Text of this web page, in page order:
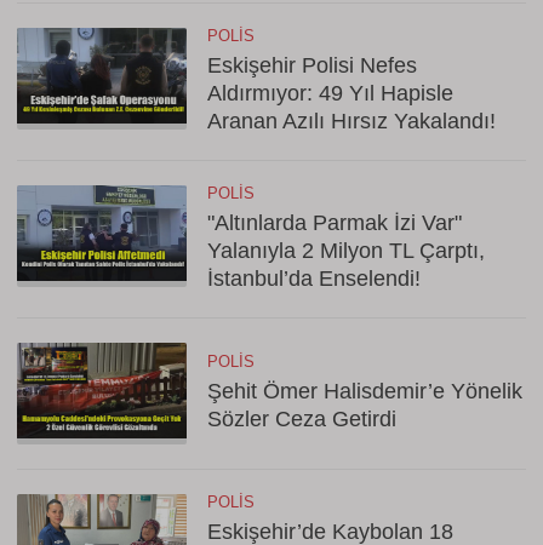
POLIS
Eskişehir Polisi Nefes
Aldırmıyor: 49 Yıl Hapisle
Aranan Azılı Hırsız Yakalandı!
POLIS
"Altınlarda Parmak İzi Var"
Yalanıyla 2 Milyon TL Çarptı,
İstanbul’da Enselendi!
POLIS
Şehit Ömer Halisdemir’e Yönelik
Sözler Ceza Getirdi
POLIS
Eskişehir’de Kaybolan 18